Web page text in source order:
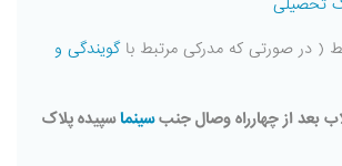
گویندگی و
بعد از چهارراه وصال جنبسینماسپیده پلاک